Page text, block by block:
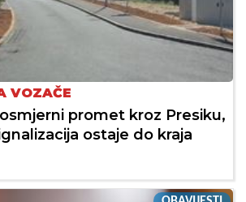
VOZAČE
promet kroz Presiku,
ostaje do kraja